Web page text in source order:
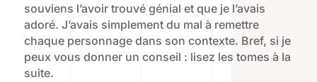
souviens l’avoir trouvé génial et que je l’avais
adoré. J’avais simplement du mal à remettre
chaque personnage dans son contexte. Bref, si je
peux vous donner un conseil : lisez les tomes à la
suite.